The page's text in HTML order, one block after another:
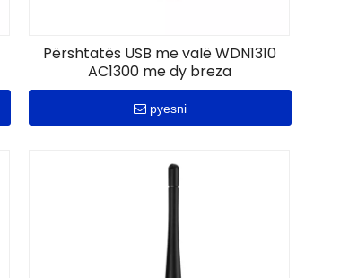
Përshtatës USB me valë WDN1310
AC1300 me dy breza
pyesni